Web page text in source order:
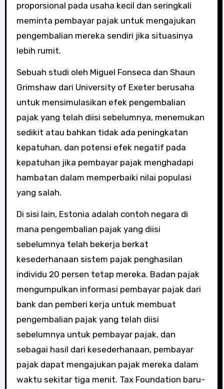
proporsional pada usaha kecil dan seringkali
meminta pembayar pajak untuk mengajukan
pengembalian mereka sendiri jika situasinya
lebih rumit.
Sebuah studi oleh Miguel Fonseca dan Shaun
Grimshaw dari University of Exeter berusaha
untuk mensimulasikan efek pengembalian
pajak yang telah diisi sebelumnya, menemukan
sedikit atau bahkan tidak ada peningkatan
kepatuhan, dan potensi efek negatif pada
kepatuhan jika pembayar pajak menghadapi
hambatan dalam memperbaiki nilai populasi
yang salah.
Di sisi lain, Estonia adalah contoh negara di
mana pengembalian pajak yang diisi
sebelumnya telah bekerja berkat
kesederhanaan sistem pajak penghasilan
individu 20 persen tetap mereka. Badan pajak
mengumpulkan informasi pembayar pajak dari
bank dan pemberi kerja untuk membuat
pengembalian pajak yang telah diisi
sebelumnya untuk pembayar pajak, dan
sebagai hasil dari kesederhanaan, pembayar
pajak dapat mengajukan pajak mereka dalam
waktu sekitar tiga menit. Tax Foundation baru-